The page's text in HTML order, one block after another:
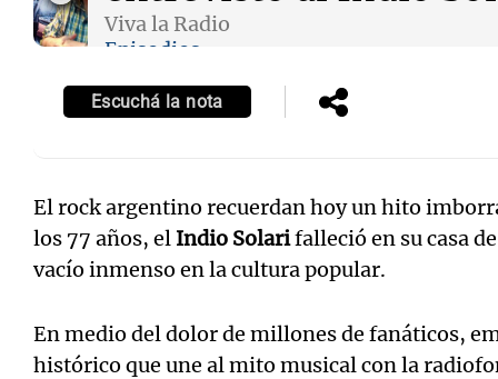
Viva la Radio
Episodios
Escuchá la nota
El rock argentino recuerdan hoy un hito
los 77 años, el Indio Solarifalleció en su casa de
vacío inmenso en la cultura popular.
En medio del dolor de millones de fanáticos,
histórico que une al mito musical con la